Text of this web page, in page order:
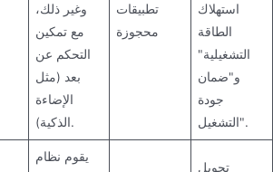
وغير ذلك،
مع تمكين
التحكم عن
بعد (مثل
الإضاءة
الذكية).
تطبيقات
محجوزة
استهلاك
الطاقة
التشغيلية"
و"ضمان
جودة
التشغيل".
يقوم نظام
تحويل